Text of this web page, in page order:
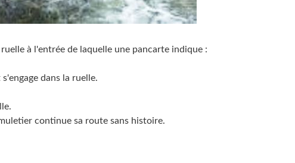
à l'entrée de laquelle une pancarte indique :
dans la ruelle.
continue sa route sans histoire.